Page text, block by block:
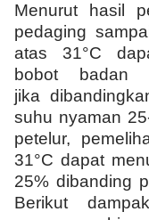
Menurut hasil
pedaging
atas 31°C
bobot badan
jika
suhu nyaman
petelur,
31°C dapat
25% dibanding
Berikut